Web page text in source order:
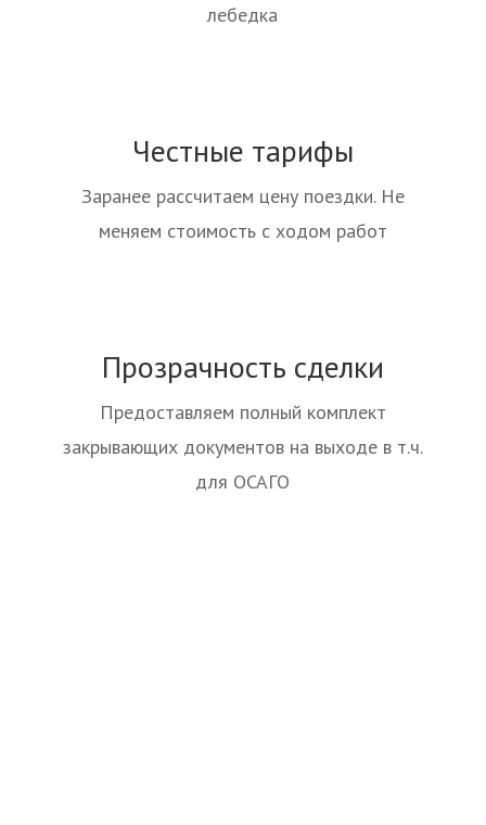
лебедка
Честные тарифы
Заранее рассчитаем цену поездки. Не
меняем стоимость с ходом работ
Прозрачность сделки
Предоставляем полный комплект
закрывающих документов на выходе в т.ч.
для ОСАГО